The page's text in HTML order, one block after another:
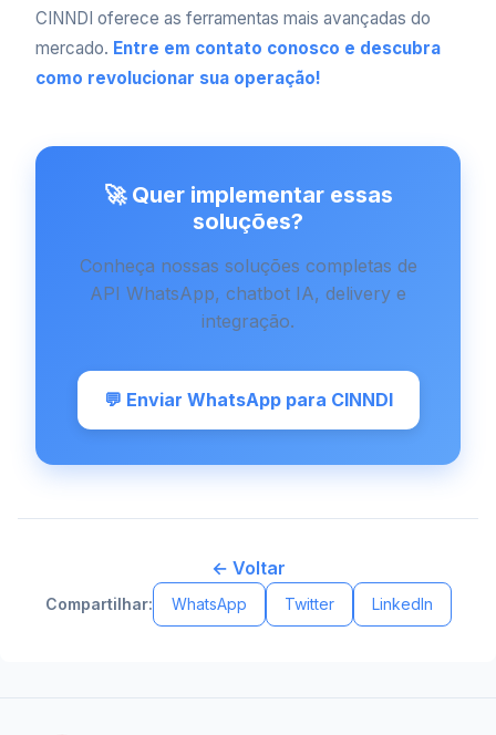
CINNDI oferece as ferramentas mais avançadas do
mercado. Entre em contato conosco e descubra
como revolucionar sua operação!
🚀 Quer implementar essas
soluções?
Conheça nossas soluções completas de
API WhatsApp, chatbot IA, delivery e
integração.
💬 Enviar WhatsApp para CINNDI
← Voltar
Compartilhar: WhatsApp Twitter LinkedIn